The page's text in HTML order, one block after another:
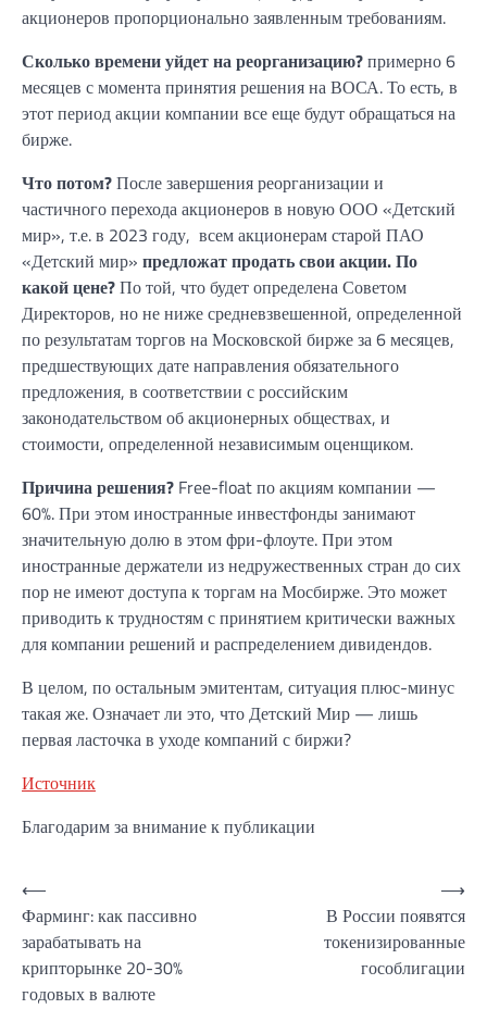
акционеров пропорционально заявленным требованиям.
Сколько времени уйдет на реорганизацию?примерно 6
месяцев с момента принятия решения на ВОСА. То есть, в
этот период акции компании все еще будут обращаться на
бирже.
Что потом?После завершения реорганизации и
частичного перехода акционеров в новую ООО «Детский
мир», т.е. в 2023 году, всем акционерам старой ПАО
«Детский мир» предложат продать свои акции. По
какой цене?По той, что будет определена Советом
Директоров, но не ниже средневзвешенной, определенной
по результатам торгов на Московской бирже за 6 месяцев,
предшествующих дате направления обязательного
предложения, в соответствии с российским
законодательством об акционерных обществах, и
стоимости, определенной независимым оценщиком.
Причина решения? Free-float по акциям компании —
60%. При этом иностранные инвестфонды занимают
значительную долю в этом фри-флоуте. При этом
иностранные держатели из недружественных стран до сих
пор не имеют доступа к торгам на Мосбирже. Это может
приводить к трудностям с принятием критически важных
для компании решений и распределением дивидендов.
В целом, по остальным эмитентам, ситуация плюс-минус
такая же. Означает ли это, что Детский Мир — лишь
первая ласточка в уходе компаний с биржи?
Источник
Благодарим за внимание к публикации
Навигация
по
записям
⟵
Фарминг: как пассивно
зарабатывать на
крипторынке 20-30%
годовых в валюте
В России появятся
токенизированные
гособлигации
⟶